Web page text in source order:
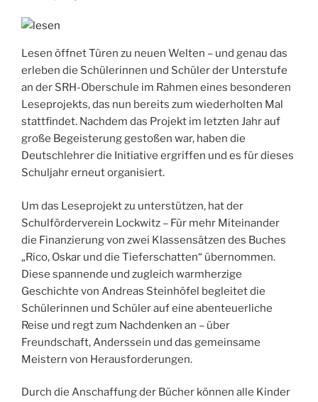
Lesen öffnet Türen zu neuen Welten – und genau das
erleben die Schülerinnen und Schüler der Unterstufe
an der SRH-Oberschule im Rahmen eines besonderen
Leseprojekts, das nun bereits zum wiederholten Mal
stattfindet. Nachdem das Projekt im letzten Jahr auf
große Begeisterung gestoßen war, haben die
Deutschlehrer die Initiative ergriffen und es für dieses
Schuljahr erneut organisiert.
Um das Leseprojekt zu unterstützen, hat der
Schulförderverein Lockwitz – Für mehr Miteinander
die Finanzierung von zwei Klassensätzen des Buches
„Rico, Oskar und die Tieferschatten“ übernommen.
Diese spannende und zugleich warmherzige
Geschichte von Andreas Steinhöfel begleitet die
Schülerinnen und Schüler auf eine abenteuerliche
Reise und regt zum Nachdenken an – über
Freundschaft, Anderssein und das gemeinsame
Meistern von Herausforderungen.
Durch die Anschaffung der Bücher können alle Kinder